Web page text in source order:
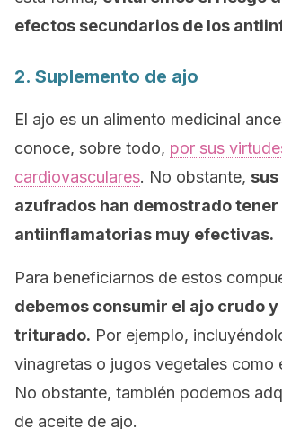
efectos secundarios de los
2. Suplemento de ajo
El ajo es un alimento medicinal
conoce, sobre todo, por sus
cardiovasculares. No obstante,
azufrados han demostrado
antiinflamatorias muy efectivas.
Para beneficiarnos de estos
debemos consumir el ajo crudo
triturado. Por ejemplo,
vinagretas o jugos vegetales como
No obstante, también podemos
de aceite de ajo.